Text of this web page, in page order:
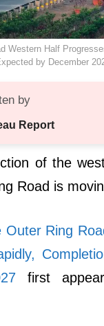
Western Half
by December
by
Report
of the
Road is
Outer Ring
first